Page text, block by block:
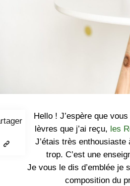
Hello ! J’espère que
lèvres que j’ai reçu, les
J’étais très
trop. C’est une
Je vous le dis d’emblée je
composition du